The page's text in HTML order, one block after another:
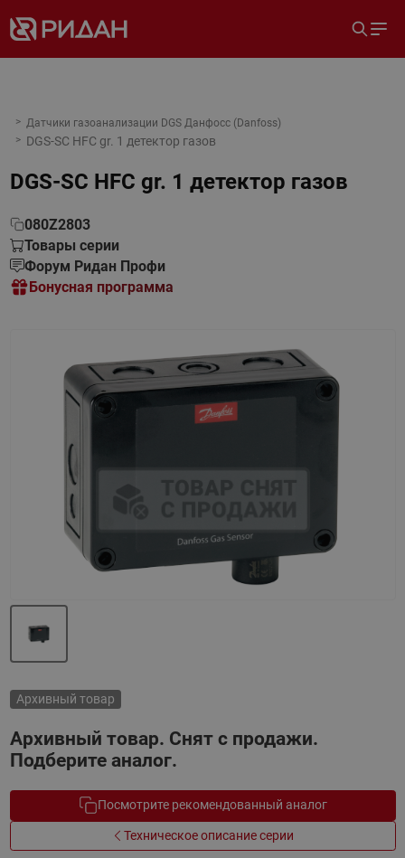
Датчики газоанализации DGS Данфосс (Danfoss)
DGS-SC HFC gr. 1 детектор газов
DGS-SC HFC gr. 1 детектор газов
080Z2803
Товары серии
Форум Ридан Профи
Бонусная программа
Архивный товар
Архивный товар. Снят с продажи.
Подберите аналог.
Посмотрите рекомендованный аналог
Техническое описание серии
Назад